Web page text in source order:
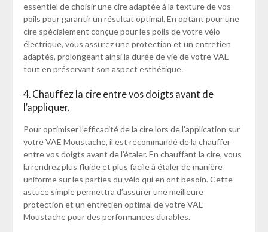
essentiel de choisir une cire adaptée à la texture de vos
poils pour garantir un résultat optimal. En optant pour une
cire spécialement conçue pour les poils de votre vélo
électrique, vous assurez une protection et un entretien
adaptés, prolongeant ainsi la durée de vie de votre VAE
tout en préservant son aspect esthétique.
4. Chauffez la cire entre vos doigts avant de
l’appliquer.
Pour optimiser l’efficacité de la cire lors de l’application sur
votre VAE Moustache, il est recommandé de la chauffer
entre vos doigts avant de l’étaler. En chauffant la cire, vous
la rendrez plus fluide et plus facile à étaler de manière
uniforme sur les parties du vélo qui en ont besoin. Cette
astuce simple permettra d’assurer une meilleure
protection et un entretien optimal de votre VAE
Moustache pour des performances durables.